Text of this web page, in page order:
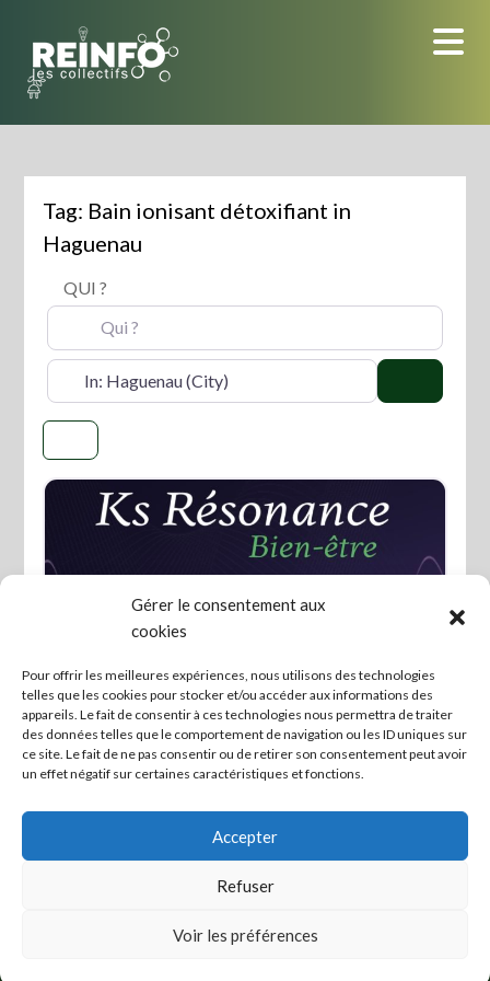
Gérer le consentement aux
cookies
Pour offrir les meilleures expériences, nous utilisons des technologies
telles que les cookies pour stocker et/ou accéder aux informations des
appareils. Le fait de consentir à ces technologies nous permettra de traiter
des données telles que le comportement de navigation ou les ID uniques sur
ce site. Le fait de ne pas consentir ou de retirer son consentement peut avoir
un effet négatif sur certaines caractéristiques et fonctions.
Accepter
Refuser
Voir les préférences
content
Tag: Bain ionisant détoxifiant in
Haguenau
QUI ?
OÙ ?
Biorésonance, bain ionisant
détoxifiant